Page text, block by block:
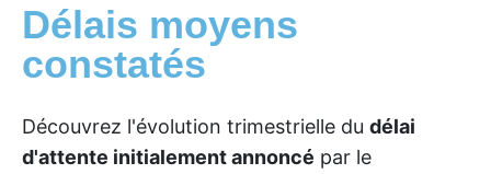
Délais moyens
constatés
Découvrez l'évolution trimestrielle du délai
d'attente initialement annoncé par le